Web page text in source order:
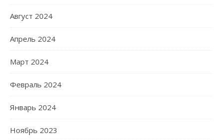
Август 2024
Апрель 2024
Март 2024
Февраль 2024
Январь 2024
Ноябрь 2023